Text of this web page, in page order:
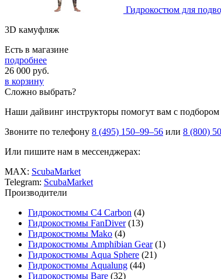
Гидрокостюм для
3D камуфляж
Есть в магазине
подробнее
26 000 руб.
в корзину
Сложно выбрать?
Наши дайвинг инструкторы помогут вам с
Звоните по телефону 8 (495) 150–99–56 или 8 (800)
Или пишите нам в мессенджерах:
MAX: ScubaMarket
Telegram: ScubaMarket
Производители
Гидрокостюмы C4 Carbon (4)
Гидрокостюмы FanDiver(13)
Гидрокостюмы Mako (4)
Гидрокостюмы Amphibian Gear(1)
Гидрокостюмы Aqua Sphere (21)
Гидрокостюмы Aqualung (44)
Гидрокостюмы Bare (32)